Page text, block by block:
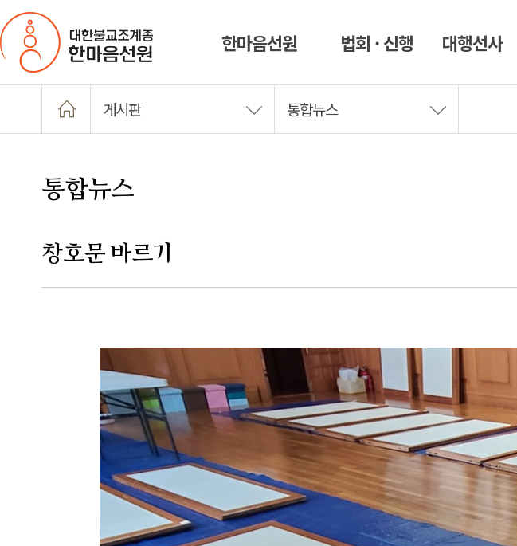
한마음선원 법회 · 신행 대행선사
게시판 통합뉴스
통합뉴스
창호문 바르기